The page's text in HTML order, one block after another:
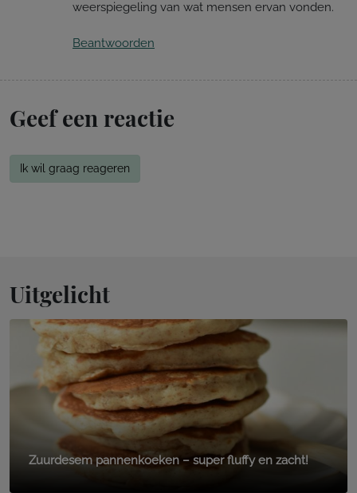
weerspiegeling van wat mensen ervan vonden.
Beantwoorden
Geef een reactie
Ik wil graag reageren
Uitgelicht
Zuurdesem pannenkoeken – super fluffy en zacht!